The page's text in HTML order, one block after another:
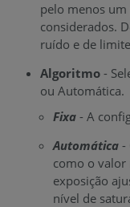
pelo menos
considerados.
ruído e de
Algoritmo-
ou Automática.
Fixa- A
Automática-
como o valor
exposição
nível de